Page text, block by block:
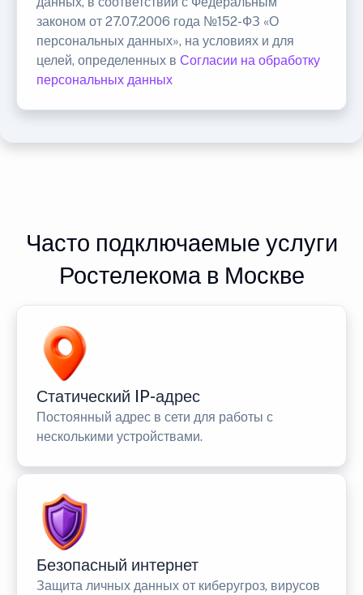
законом от 27.07.2006 года №152-ФЗ «О
персональных данных», на условиях и для
целей, определенных в Согласии на обработку
персональных данных
Часто подключаемые услуги
Ростелекома в Москве
Статический IP-адрес
Постоянный адрес в сети для работы с
несколькими устройствами.
Безопасный интернет
Защита личных данных от киберугроз, вирусов